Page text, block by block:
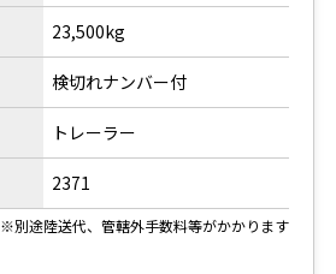
23,500kg
検切れナンバー付
トレーラー
2371
※別途陸送代、管轄外手数料等がかかります